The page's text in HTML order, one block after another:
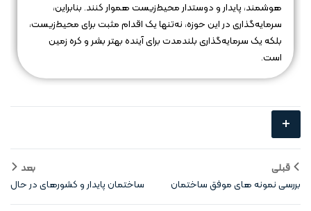
هوشمند، پایدار و دوستدار محیط‌زیست هموار کنند. بنابراین،
سرمایه‌گذاری در این حوزه، نه‌تنها یک اقدام مثبت برای محیط‌زیست،
بلکه یک سرمایه‌گذاری بلندمدت برای آینده بهتر بشر و کره زمین
است.
+
قبلی
بررسی نمونه‌ های موفق ساختمان‌
های سبز
بعد
ساختمان‌ پایدار و کشورهای در حال
توسعه